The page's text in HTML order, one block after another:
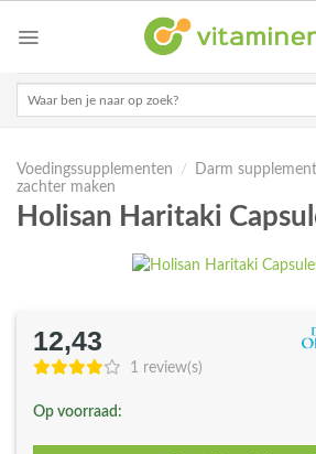
Voedingssupplementen / Darm
zachter maken
Holisan Haritaki
12,43
1 review(s)
Op voorraad: